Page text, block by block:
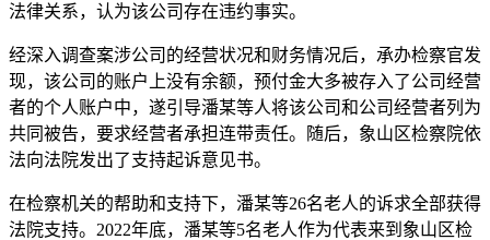
法律关系，认为该公司存在违约事实。
经深入调查案涉公司的经营状况和财务情况后，承办检察官发
现，该公司的账户上没有余额，预付金大多被存入了公司经营
者的个人账户中，遂引导潘某等人将该公司和公司经营者列为
共同被告，要求经营者承担连带责任。随后，象山区检察院依
法向法院发出了支持起诉意见书。
在检察机关的帮助和支持下，潘某等26名老人的诉求全部获得
法院支持。2022年底，潘某等5名老人作为代表来到象山区检